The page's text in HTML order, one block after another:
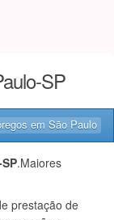
SP
em São Paulo
.Maiores
prestação de